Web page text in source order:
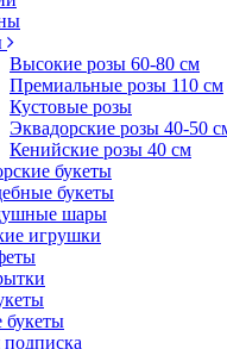
Высокие розы 60-80 см
Премиальные розы 110 см
Кустовые розы
Эквадорские розы 40-50
Кенийские розы 40 см
букеты
букеты
шары
игрушки
букеты
подписка